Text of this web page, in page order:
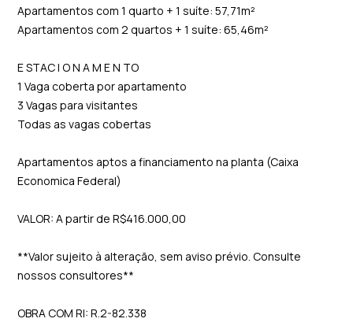
Apartamentos com 1 quarto + 1 suíte: 57,71m²
Apartamentos com 2 quartos + 1 suíte: 65,46m²
E STAC I O N A M E N TO
1 Vaga coberta por apartamento
3 Vagas para visitantes
Todas as vagas cobertas
Apartamentos aptos a financiamento na planta (Caixa
Economica Federal)
VALOR: A partir de R$416.000,00
**Valor sujeito à alteração, sem aviso prévio. Consulte
nossos consultores**
OBRA COM RI: R.2-82.338